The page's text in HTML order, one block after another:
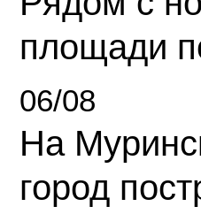
площади
06/08
На
город